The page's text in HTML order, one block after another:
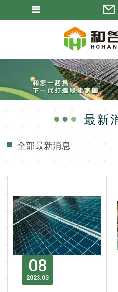
最新
全部最新消息
08
03
2023